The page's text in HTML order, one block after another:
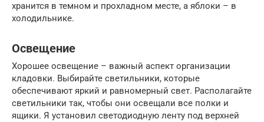
хранится в темном и прохладном месте, а яблоки – в
холодильнике.
Освещение
Хорошее освещение – важный аспект организации
кладовки. Выбирайте светильники, которые
обеспечивают яркий и равномерный свет. Располагайте
светильники так, чтобы они освещали все полки и
ящики. Я установил светодиодную ленту под верхней